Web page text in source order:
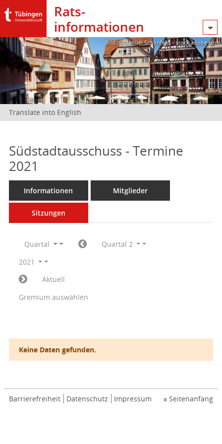
Rats­
informationen
Bild: @Manuel Schönfeld – stock.adobe.com
Translate into English
Südstadtausschuss - Termine
2021
Informationen Mitglieder
Sitzungen
Quartal
Quartal 2
2021
Aktuell
Gremium auswählen
Keine Daten gefunden.
Barrierefreiheit Datenschutz Impressum Seitenanfang